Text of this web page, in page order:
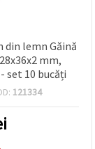
din lemn Găină
mm,
set 10 bucăți
121334